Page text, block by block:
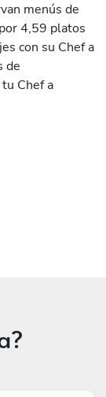
menús de
4,59 platos
con su Chef a
de
Chef a